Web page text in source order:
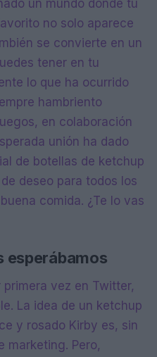
un mundo donde tu
no solo aparece
se convierte en un
tener en tu
lo que ha ocurrido
hambriento
en colaboración
unión ha dado
de botellas de ketchup
deseo para todos los
comida. ¿Te lo vas
esperábamos
vez en Twitter,
La idea de un ketchup
y rosado Kirby es, sin
marketing. Pero,